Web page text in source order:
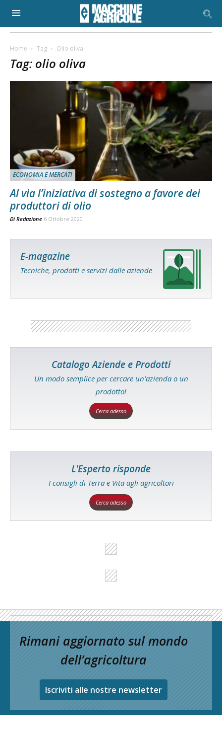
Home Tag Olio oliva
Tag: olio oliva
ECONOMIA E MERCATI
Al via l’iniziativa di sostegno a favore dei
produttori di olio
Di Redazione 6 Ottobre 2020
E-magazine
Tecniche, prodotti e servizi dalle aziende
Catalogo Aziende e Prodotti
Un modo semplice per cercare un'azienda o un
prodotto!
Cerca adesso
L'Esperto risponde
I consigli di Terra e Vita agli agricoltori
Cerca adesso
Rimani aggiornato sul mondo
dell’agricoltura
Iscriviti alle nostre newsletter